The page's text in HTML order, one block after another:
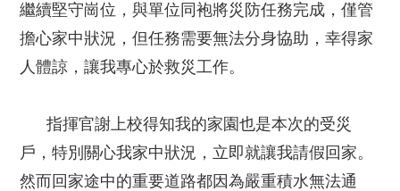
繼續堅守崗位，與單位同袍將災防任務完成，僅管
擔心家中狀況，但任務需要無法分身協助，幸得家
人體諒，讓我專心於救災工作。
指揮官謝上校得知我的家園也是本次的受災
戶，特別關心我家中狀況，立即就讓我請假回家。
然而回家途中的重要道路都因為嚴重積水無法通